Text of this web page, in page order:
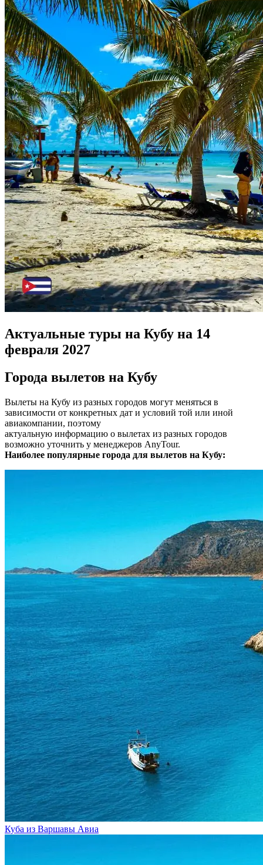
Актуальные туры на Кубу на 14
февраля 2027
Города вылетов на Кубу
Вылеты на Кубу из разных городов могут меняться в
зависимости от конкретных дат и условий той или иной
авиакомпании, поэтому
актуальную информацию о вылетах из разных городов
возможно уточнить у менеджеров AnyTour.
Наиболее популярные города для вылетов на Кубу:
Куба из Варшавы Авиа